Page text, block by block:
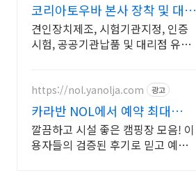
코리아토우바 본사 장착 및 대리
점 문의 환영
견인장치제조, 시험기관지정, 인증
시험, 공공기관납품 및 대리점 유통,
능!
https://nol.yanolja.com 광고
카라반 NOL에서 예약 최대
70% 더블업 할인!
깔끔하고 시설 좋은 캠핑장 모음! 이
용자들의 검증된 후기로 믿고 예약